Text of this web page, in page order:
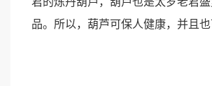
品。所以，葫芦可保人健康，并且也